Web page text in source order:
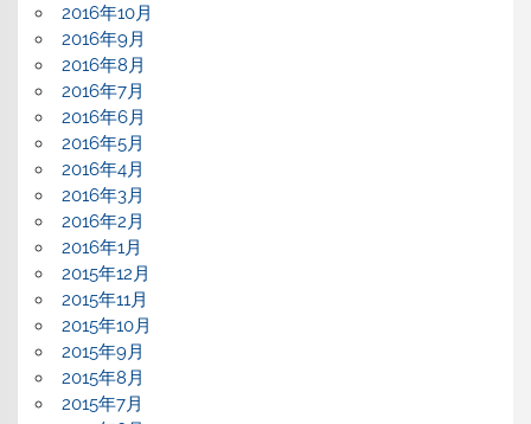
2016年10月
2016年9月
2016年8月
2016年7月
2016年6月
2016年5月
2016年4月
2016年3月
2016年2月
2016年1月
2015年12月
2015年11月
2015年10月
2015年9月
2015年8月
2015年7月